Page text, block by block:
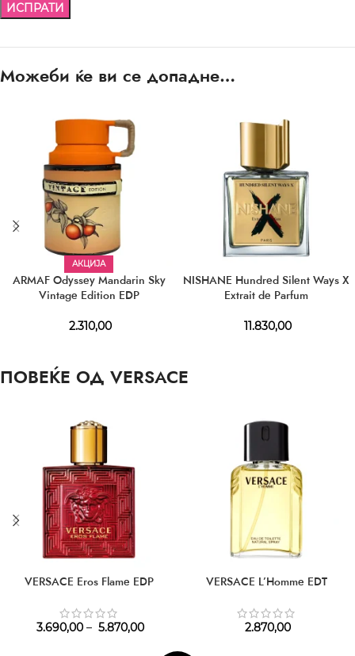
Можеби ќе ви се допадне…
АКЦИЈА
ARMAF Odyssey Mandarin Sky
Vintage Edition EDP
2.310,00
NISHANE Hundred Silent Ways X
Extrait de Parfum
11.830,00
ПОВЕЌЕ ОД VERSACE
VERSACE Eros Flame EDP
3.690,00 – 5.870,00
VERSACE L’Homme EDT
2.870,00